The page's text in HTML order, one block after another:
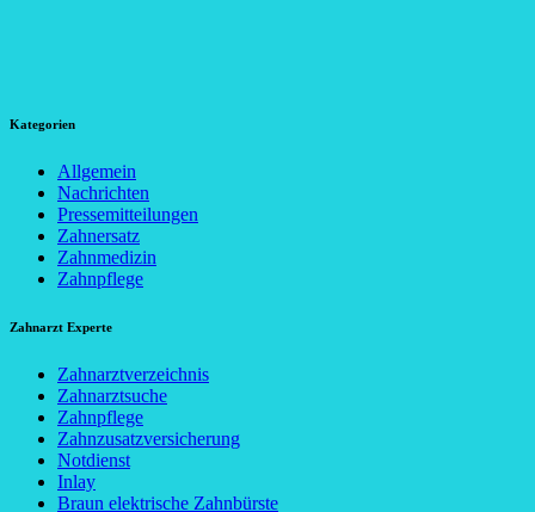
Kategorien
Allgemein
Nachrichten
Pressemitteilungen
Zahnersatz
Zahnmedizin
Zahnpflege
Zahnarzt Experte
Zahnarztverzeichnis
Zahnarztsuche
Zahnpflege
Zahnzusatzversicherung
Notdienst
Inlay
Braun elektrische Zahnbürste